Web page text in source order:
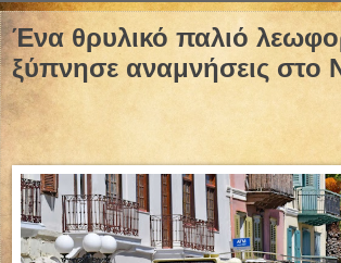
Ένα θρυλικό παλιό
ξύπνησε αναμνήσεις στο